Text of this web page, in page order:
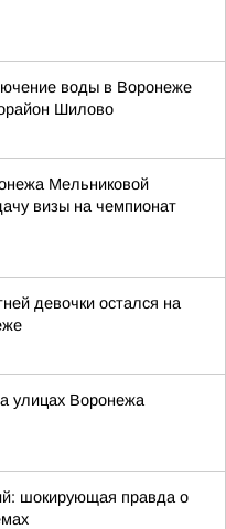
воды в Воронеже
Шилово
Мельниковой
визы на чемпионат
девочки остался на
улицах Воронежа
шокирующая правда о